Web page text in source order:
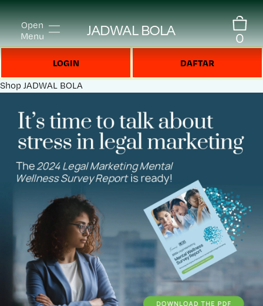
Open
Menu
JADWAL BOLA 0
LOGIN DAFTAR
Shop JADWAL BOLA